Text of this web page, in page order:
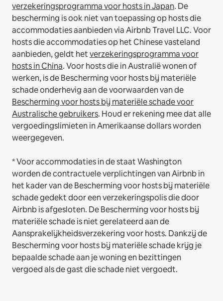
verzekeringsprogramma voor hosts in Japan. De
bescherming is ook niet van toepassing op hosts die
accommodaties aanbieden via Airbnb Travel LLC.Voor
hosts die accommodaties op het Chinese vasteland
aanbieden, geldt hetverzekeringsprogramma voor
hosts in China.Voor hosts die in Australië wonen of
werken, is de Bescherming voor hosts bij materiële
schade onderhevig aan de voorwaarden van de
Bescherming voor hosts bij materiële schade voor
Australische gebruikers. Houd er rekening mee dat alle
vergoedingslimieten in Amerikaanse dollars worden
weergegeven.
* Voor accommodaties in de staat Washington
worden de contractuele verplichtingen van Airbnb in
het kader van de Bescherming voor hosts bij materiële
schade gedekt door een verzekeringspolis die door
Airbnb is afgesloten. De Bescherming voor hosts bij
materiële schade is niet gerelateerd aan de
Aansprakelijkheidsverzekering voor hosts. Dankzij de
Bescherming voor hosts bij materiële schade krijg je
bepaalde schade aan je woning en bezittingen
vergoed als de gast die schade niet vergoedt.